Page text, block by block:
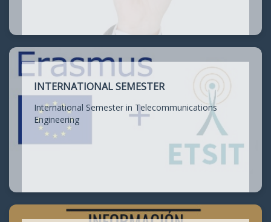
INTERNATIONAL SEMESTER
International Semester in Telecommunications
Engineering